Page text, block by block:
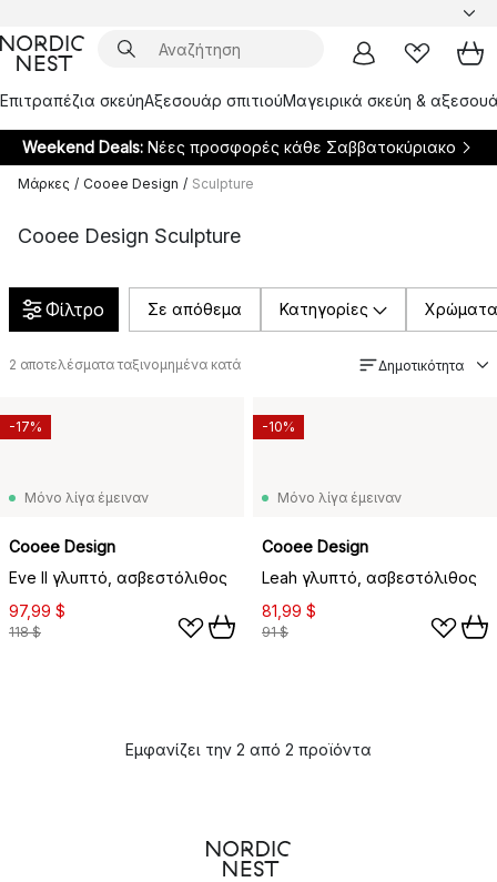
Επιτραπέζια σκεύηΑξεσουάρ σπιτιούΜαγειρικά σκεύη &
Weekend Deals: Νέες προσφορές κάθε Σαββατοκύριακο
Μάρκες / Cooee Design / Sculpture
Cooee Design Sculpture
Φίλτρο Σε απόθεμα Κατηγορίες Χρώματα
2 αποτελέσματα ταξινομημένα κατά Δημοτικότητα
Μόνο λίγα έμειναν
Cooee Design
Eve II γλυπτό, ασβεστόλιθος
97,99 $
118 $
-17%
Μόνο λίγα έμειναν
Cooee Design
Leah γλυπτό, ασβεστόλιθος
81,99 $
91 $
-10%
Εμφανίζει την 2 από 2 προϊόντα